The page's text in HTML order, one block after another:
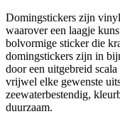
Domingstickers zijn
waarover een laagje
bolvormige sticker die
domingstickers zijn in
door een uitgebreid
vrijwel elke gewenste
zeewaterbestendig,
duurzaam.